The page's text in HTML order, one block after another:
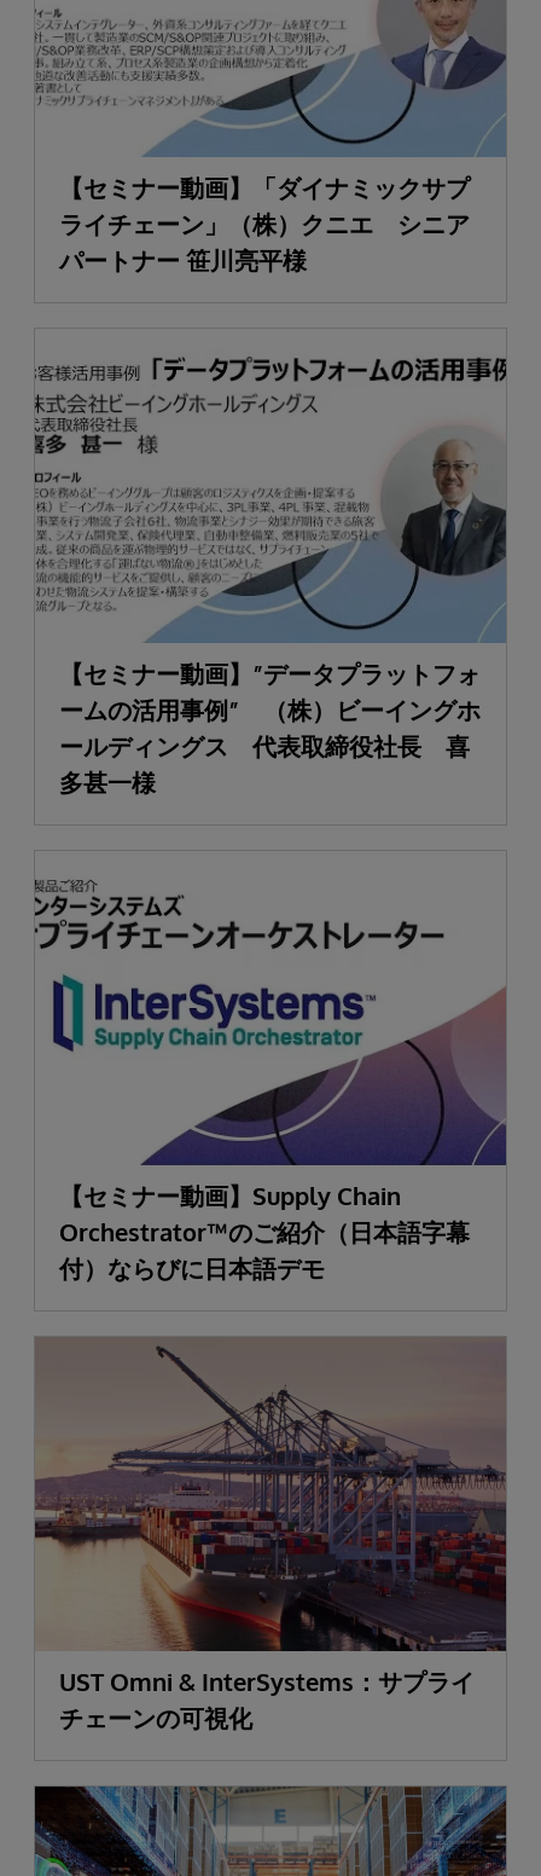
【セミナー動画】「ダイナミックサプ
ライチェーン」（株）クニエ シニア
パートナー 笹川亮平様
【セミナー動画】”データプラットフォ
ームの活用事例” （株）ビーイングホ
ールディングス 代表取締役社長 喜
多甚一様
【セミナー動画】Supply Chain
Orchestrator™のご紹介（日本語字幕
付）ならびに日本語デモ
UST Omni & InterSystems：サプライ
チェーンの可視化